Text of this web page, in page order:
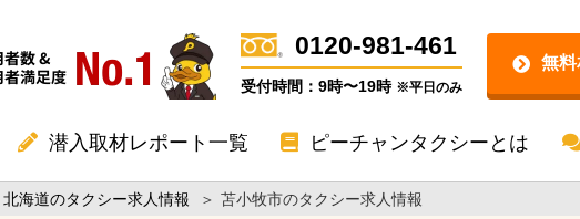
0120-981-461
受付時間：9時〜19時※平日のみ
無
潜入取材レポート一覧 ピーチャンタクシーとは
北海道のタクシー求人情報 ＞ 苫小牧市のタクシー求人情報